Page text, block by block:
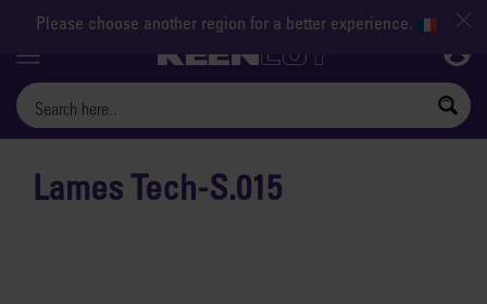
Please choose another region for a better experience.
Menu
Lames Tech-S.015